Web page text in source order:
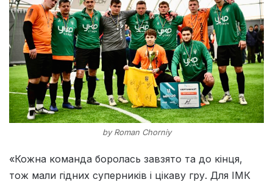
by Roman Chorniy
«Кожна команда боролась завзято та до кінця,
тож мали гідних суперників і цікаву гру. Для ІМК